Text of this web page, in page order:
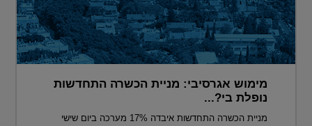
מימוש אגרסיבי: מניית הכשרה התחדשות
נופלת בי?...
מניית הכשרה התחדשות איבדה 17% מערכה ביום שישי